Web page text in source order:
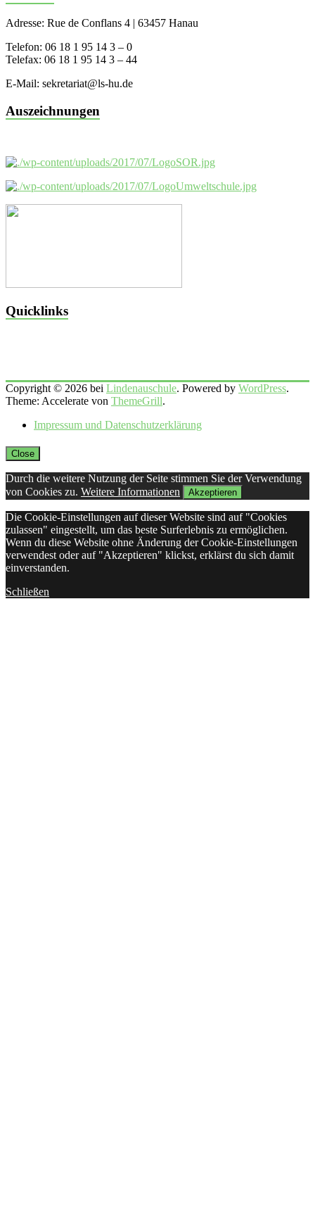
Adresse: Rue de Conflans 4 | 63457 Hanau
Telefon: 06 18 1 95 14 3 – 0
Telefax: 06 18 1 95 14 3 – 44
E-Mail: sekretariat@ls-hu.de
Auszeichnungen
Quicklinks
Copyright © 2026 bei Lindenauschule. Powered by WordPress.
Theme: Accelerate von ThemeGrill.
Impressum und Datenschutzerklärung
Close
Durch die weitere Nutzung der Seite stimmen Sie der Verwendung
von Cookies zu. Weitere Informationen Akzeptieren
Die Cookie-Einstellungen auf dieser Website sind auf "Cookies
zulassen" eingestellt, um das beste Surferlebnis zu ermöglichen.
Wenn du diese Website ohne Änderung der Cookie-Einstellungen
verwendest oder auf "Akzeptieren" klickst, erklärst du sich damit
einverstanden.
Schließen